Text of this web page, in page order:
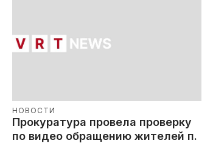
НОВОСТИ
Прокуратура провела проверку
по видео обращению жителей п.